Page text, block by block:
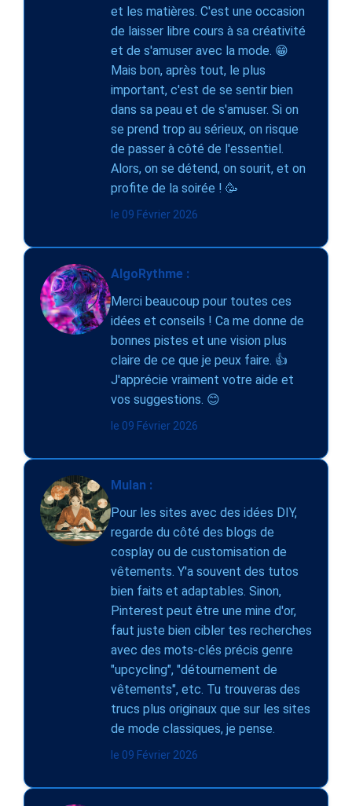
et les matières. C'est une occasion
de laisser libre cours à sa créativité
et de s'amuser avec la mode. 😁
Mais bon, après tout, le plus
important, c'est de se sentir bien
dans sa peau et de s'amuser. Si on
se prend trop au sérieux, on risque
de passer à côté de l'essentiel.
Alors, on se détend, on sourit, et on
profite de la soirée ! 🥳
le 09 Février 2026
AlgoRythme :
Merci beaucoup pour toutes ces
idées et conseils ! Ca me donne de
bonnes pistes et une vision plus
claire de ce que je peux faire. 👍
J'apprécie vraiment votre aide et
vos suggestions. 😊
le 09 Février 2026
Mulan :
Pour les sites avec des idées DIY,
regarde du côté des blogs de
cosplay ou de customisation de
vêtements. Y'a souvent des tutos
bien faits et adaptables. Sinon,
Pinterest peut être une mine d'or,
faut juste bien cibler tes recherches
avec des mots-clés précis genre
"upcycling", "détournement de
vêtements", etc. Tu trouveras des
trucs plus originaux que sur les sites
de mode classiques, je pense.
le 09 Février 2026